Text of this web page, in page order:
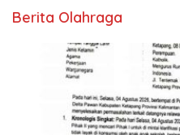
Berita Olahraga